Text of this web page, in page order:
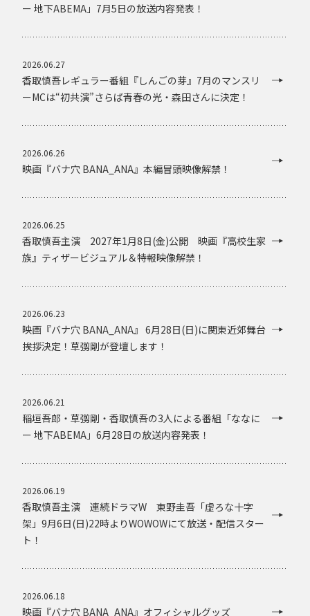
ー 地下ABEMA」7月5日の放送内容発表！
2026.06.27
香取慎吾レギュラー番組『しんごの芽』7月のマンスリ
ーMCは“初共演”さらば青春の光・森田さんに決定！
2026.06.26
映画『バナ穴 BANA_ANA』本編冒頭映像解禁！
2026.06.25
香取慎吾主演 2027年1月8日(金)公開 映画『高校生家
族』ティザービジュアル＆特報映像解禁！
2026.06.23
映画『バナ穴 BANA_ANA』 6月28日(日)に関東近郊舞台
挨拶決定！草彅剛が登壇します！
2026.06.21
稲垣吾郎・草彅剛・香取慎吾の3人による番組「ななに
ー 地下ABEMA」6月28日の放送内容発表！
2026.06.19
香取慎吾主演 連続ドラマW 東野圭吾「虚ろな十字
架」9月6日(日)22時よりWOWOWにて放送・配信スター
ト！
2026.06.18
映画『バナ穴 BANA_ANA』オフィシャルグッズ